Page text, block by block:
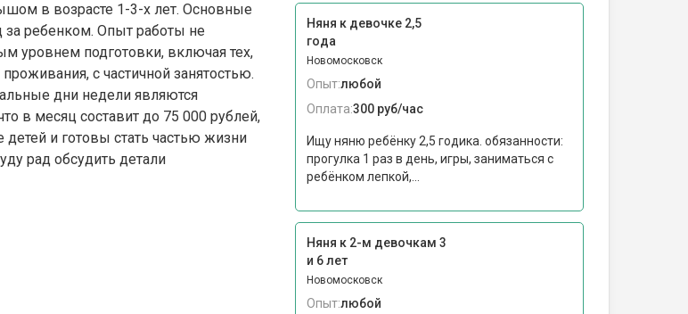
в возрасте 1-3-х лет. Основные
за ребенком. Опыт работы не
уровнем подготовки, включая тех,
с частичной занятостью.
дни недели являются
в месяц составит до 75 000 рублей,
и готовы стать частью жизни
рад обсудить детали
Няня к девочке 2,5
года
Новомосковск
Опыт:любой
Оплата:300 руб/час
Ищу няню ребёнку 2,5 годика. обязанности:
прогулка 1 раз в день, игры, заниматься с
ребёнком лепкой,...
Няня к 2-м девочкам 3
и 6 лет
Новомосковск
Опыт:любой